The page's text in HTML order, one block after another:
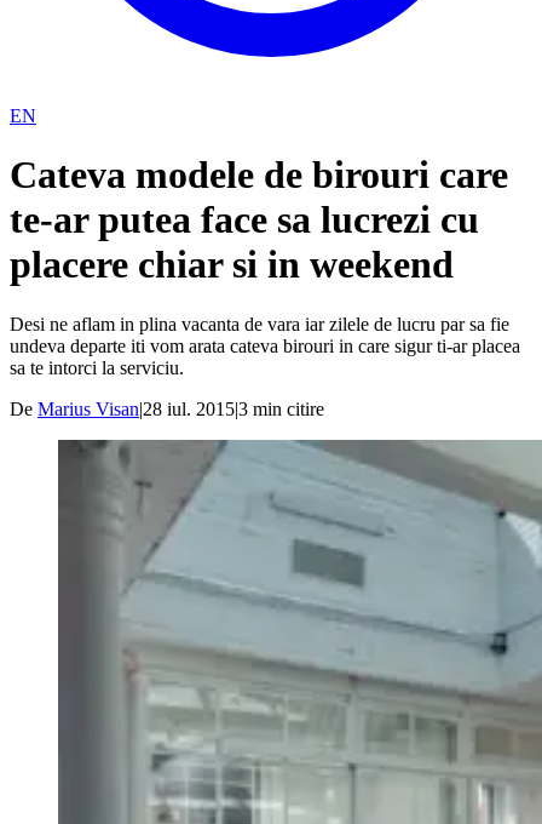
EN
Cateva modele de birouri care
te-ar putea face sa lucrezi cu
placere chiar si in weekend
Desi ne aflam in plina vacanta de vara iar zilele de lucru par sa fie
undeva departe iti vom arata cateva birouri in care sigur ti-ar placea
sa te intorci la serviciu.
De Marius Visan|28 iul. 2015|3 min citire